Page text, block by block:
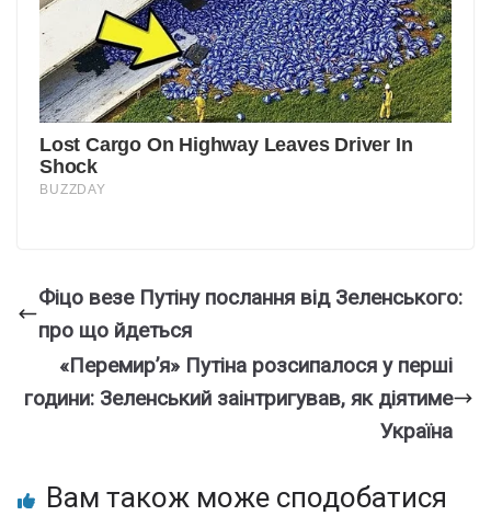
Фіцо везе Путіну послання від Зеленського:
про що йдеться
«Перемир’я» Путіна розсипалося у перші
години: Зеленський заінтригував, як діятиме
Україна
Вам також може сподобатися